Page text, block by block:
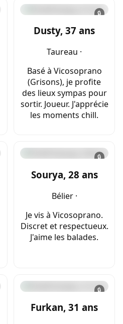
🔒
Dusty, 37 ans
Taureau ·
Basé à Vicosoprano
(Grisons), je profite
des lieux sympas pour
sortir. Joueur. J'apprécie
les moments chill.
🔒
Sourya, 28 ans
Bélier ·
Je vis à Vicosoprano.
Discret et respectueux.
J'aime les balades.
🔒
Furkan, 31 ans